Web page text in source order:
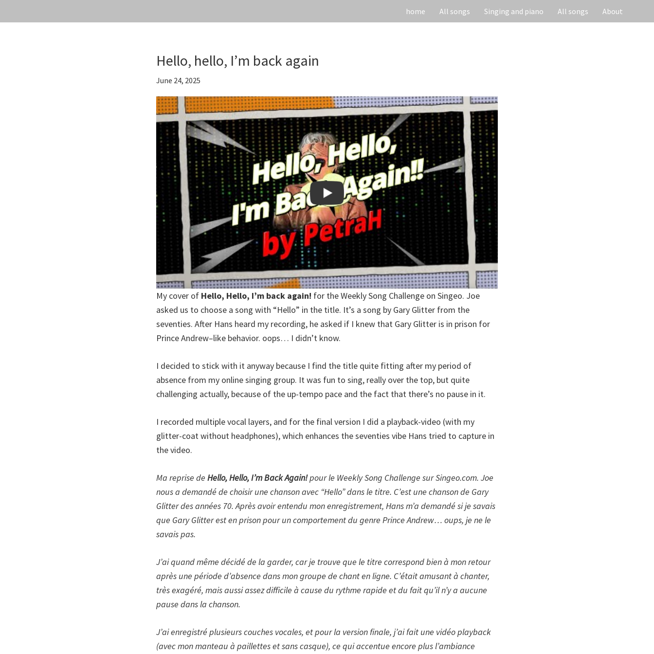
to
home All songs Singing and piano All songs About
Hello, hello, I’m back again
June 24, 2025
My cover of Hello, Hello, I’m back again! for the Weekly Song Challenge on Singeo. Joe
asked us to choose a song with “Hello” in the title. It’s a song by Gary Glitter from the
seventies. After Hans heard my recording, he asked if I knew that Gary Glitter is in prison for
Prince Andrew–like behavior. oops… I didn’t know.
I decided to stick with it anyway because I find the title quite fitting after my period of
absence from my online singing group. It was fun to sing, really over the top, but quite
challenging actually, because of the up-tempo pace and the fact that there’s no pause in it.
I recorded multiple vocal layers, and for the final version I did a playback-video (with my
glitter-coat without headphones), which enhances the seventies vibe Hans tried to capture in
the video.
Ma reprise de Hello, Hello, I’m Back Again!pour le Weekly Song Challenge sur Singeo.com. Joe
nous a demandé de choisir une chanson avec “Hello” dans le titre. C’est une chanson de Gary
Glitter des années 70. Après avoir entendu mon enregistrement, Hans m’a demandé si je savais
que Gary Glitter est en prison pour un comportement du genre Prince Andrew… oups, je ne le
savais pas.
J’ai quand même décidé de la garder, car je trouve que le titre correspond bien à mon retour
après une période d’absence dans mon groupe de chant en ligne. C’était amusant à chanter,
très exagéré, mais aussi assez difficile à cause du rythme rapide et du fait qu’il n’y a aucune
pause dans la chanson.
J’ai enregistré plusieurs couches vocales, et pour la version finale, j’ai fait une vidéo playback
(avec mon manteau à paillettes et sans casque), ce qui accentue encore plus l’ambiance